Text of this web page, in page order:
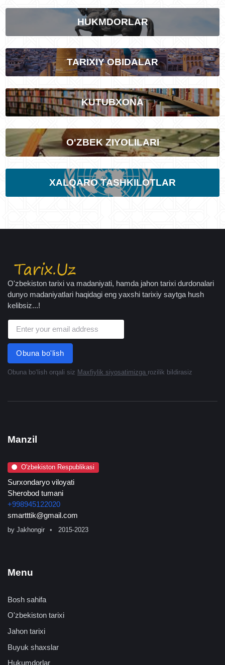
HUKMDORLAR
TARIXIY OBIDALAR
KUTUBXONA
O'ZBEK ZIYOLILARI
XALQARO TASHKILOTLAR
O'zbekiston tarixi va madaniyati, hamda jahon tarixi durdonalari
dunyo madaniyatlari haqidagi eng yaxshi tarixiy saytga hush
kelibsiz...!
Obuna bo'lish
Obuna boʻlish orqali siz Maxfiylik siyosatimizga rozilik bildirasiz
Manzil
O'zbekiston Respublikasi
Surxondaryo viloyati
Sherobod tumani
+998945122020
smartttik@gmail.com
by Jakhongir 2015-2023
Menu
Bosh sahifa
O'zbekiston tarixi
Jahon tarixi
Buyuk shaxslar
Hukumdorlar